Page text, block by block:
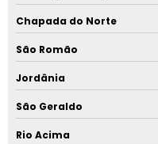
Chapada do Norte
São Romão
Jordânia
São Geraldo
Rio Acima